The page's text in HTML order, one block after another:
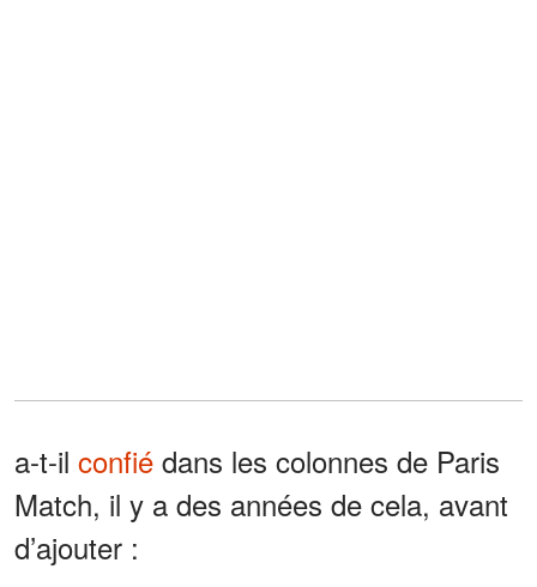
a-t-il confié dans les colonnes de Paris
Match, il y a des années de cela, avant
d’ajouter :